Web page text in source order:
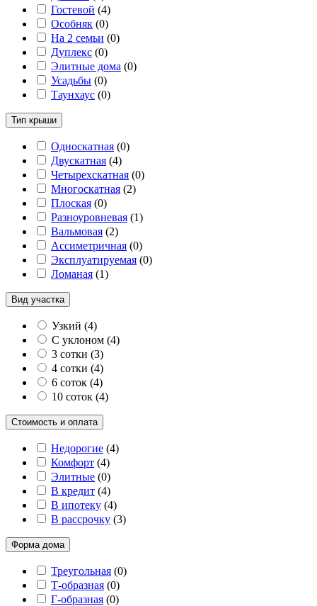
Гостевой (4)
Особняк (0)
На 2 семьи (0)
Дуплекс (0)
Элитные дома (0)
Усадьбы (0)
Таунхаус (0)
Тип крыши
Односкатная (0)
Двускатная (4)
Четырехскатная (0)
Многоскатная (2)
Плоская (0)
Разноуровневая (1)
Вальмовая (2)
Ассиметричная (0)
Эксплуатируемая (0)
Ломаная (1)
Вид участка
Узкий (4)
С уклоном (4)
3 сотки (3)
4 сотки (4)
6 соток (4)
10 соток (4)
Стоимость и оплата
Недорогие (4)
Комфорт (4)
Элитные (0)
В кредит (4)
В ипотеку (4)
В рассрочку (3)
Форма дома
Треугольная (0)
Т-образная (0)
Г-образная (0)